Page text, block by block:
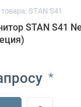
STAN S41
STAN S41
*